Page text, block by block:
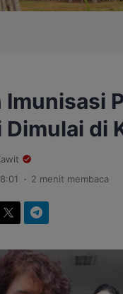
Imunisasi
Dimulai di
. 2 menit membaca